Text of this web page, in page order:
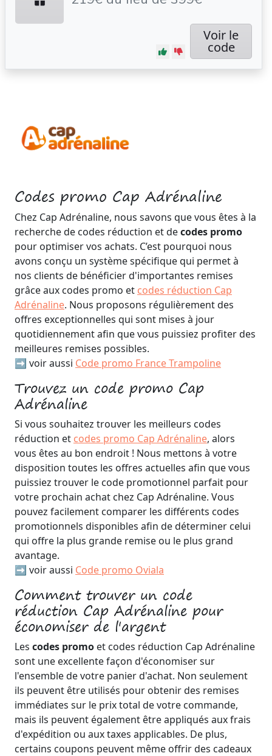
Codes promo Cap Adrénaline
Chez Cap Adrénaline, nous savons que vous êtes à la
recherche de codes réduction et decodes promo
pour optimiser vos achats. C’est pourquoi nous
avons conçu un système spécifique qui permet à
nos clients de bénéficier d'importantes remises
grâce aux codes promo et codes réduction Cap
Adrénaline. Nous proposons régulièrement des
offres exceptionnelles qui sont mises à jour
quotidiennement afin que vous puissiez profiter des
meilleures remises possibles.
➡️ voir aussi Code promo France Trampoline
Trouvez un code promo Cap
Adrénaline
Si vous souhaitez trouver les meilleurs codes
réduction et codes promo Cap Adrénaline, alors
vous êtes au bon endroit ! Nous mettons à votre
disposition toutes les offres actuelles afin que vous
puissiez trouver le code promotionnel parfait pour
votre prochain achat chez Cap Adrénaline. Vous
pouvez facilement comparer les différents codes
promotionnels disponibles afin de déterminer celui
qui offre la plus grande remise ou le plus grand
avantage.
➡️ voir aussi Code promo Oviala
Comment trouver un code
réduction Cap Adrénaline pour
économiser de l'argent
Les codes promo et codes réduction Cap Adrénaline
sont une excellente façon d'économiser sur
l'ensemble de votre panier d'achat. Non seulement
ils peuvent être utilisés pour obtenir des remises
immédiates sur le prix total de votre commande,
mais ils peuvent également être appliqués aux frais
d'expédition ou aux taxes applicables. De plus,
certains coupons peuvent même offrir des cadeaux
Voir le
code